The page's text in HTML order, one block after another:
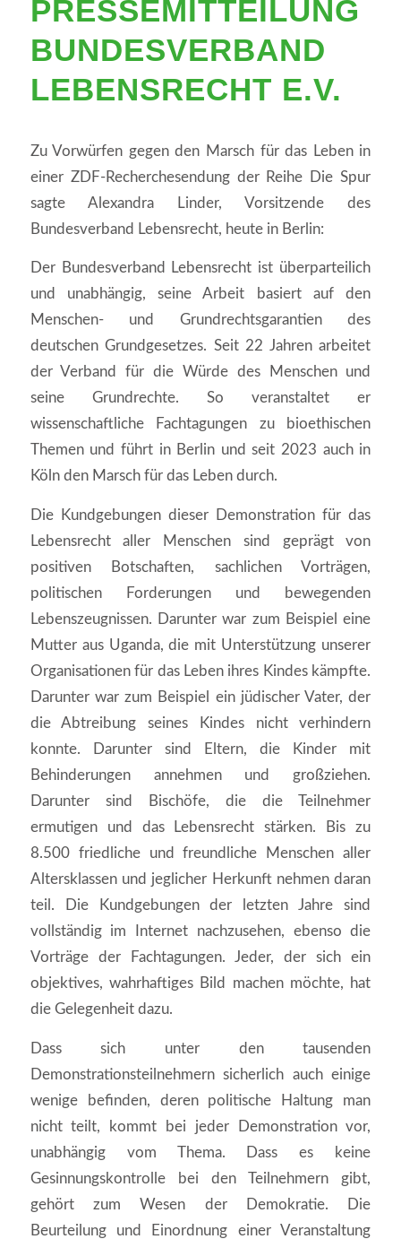
PRESSEMITTEILUNG
BUNDESVERBAND
LEBENSRECHT E.V.
Zu Vorwürfen gegen den Marsch für das Leben in
einer ZDF-Recherchesendung der Reihe Die Spur
sagte Alexandra Linder, Vorsitzende des
Bundesverband Lebensrecht, heute in Berlin:
Der Bundesverband Lebensrecht ist überparteilich
und unabhängig, seine Arbeit basiert auf den
Menschen- und Grundrechtsgarantien des
deutschen Grundgesetzes. Seit 22 Jahren arbeitet
der Verband für die Würde des Menschen und
seine Grundrechte. So veranstaltet er
wissenschaftliche Fachtagungen zu bioethischen
Themen und führt in Berlin und seit 2023 auch in
Köln den Marsch für das Leben durch.
Die Kundgebungen dieser Demonstration für das
Lebensrecht aller Menschen sind geprägt von
positiven Botschaften, sachlichen Vorträgen,
politischen Forderungen und bewegenden
Lebenszeugnissen. Darunter war zum Beispiel eine
Mutter aus Uganda, die mit Unterstützung unserer
Organisationen für das Leben ihres Kindes kämpfte.
Darunter war zum Beispiel ein jüdischer Vater, der
die Abtreibung seines Kindes nicht verhindern
konnte. Darunter sind Eltern, die Kinder mit
Behinderungen annehmen und großziehen.
Darunter sind Bischöfe, die die Teilnehmer
ermutigen und das Lebensrecht stärken. Bis zu
8.500 friedliche und freundliche Menschen aller
Altersklassen und jeglicher Herkunft nehmen daran
teil. Die Kundgebungen der letzten Jahre sind
vollständig im Internet nachzusehen, ebenso die
Vorträge der Fachtagungen. Jeder, der sich ein
objektives, wahrhaftiges Bild machen möchte, hat
die Gelegenheit dazu.
Dass sich unter den tausenden
Demonstrationsteilnehmern sicherlich auch einige
wenige befinden, deren politische Haltung man
nicht teilt, kommt bei jeder Demonstration vor,
unabhängig vom Thema. Dass es keine
Gesinnungskontrolle bei den Teilnehmern gibt,
gehört zum Wesen der Demokratie. Die
Beurteilung und Einordnung einer Veranstaltung